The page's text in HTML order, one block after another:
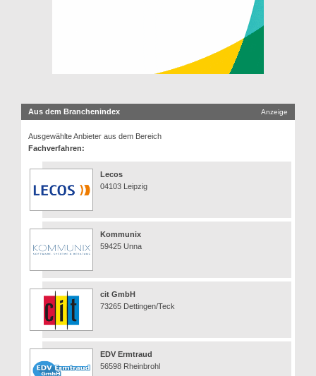
Aus dem Branchenindex Anzeige
Ausgewählte Anbieter aus dem Bereich
Fachverfahren:
Lecos
04103 Leipzig
Kommunix
59425 Unna
cit GmbH
73265 Dettingen/Teck
EDV Ermtraud
56598 Rheinbrohl